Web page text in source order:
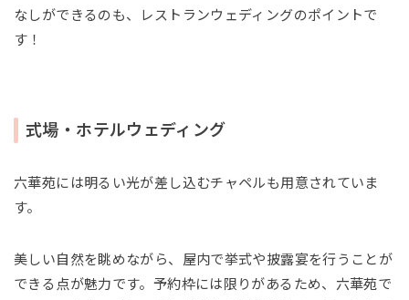
なしができるのも、レストランウェディングのポイントで
す！
式場・ホテルウェディング
六華苑には明るい光が差し込むチャペルも用意されていま
す。
美しい自然を眺めながら、屋内で挙式や披露宴を行うことが
できる点が魅力です。予約枠には限りがあるため、六華苑で